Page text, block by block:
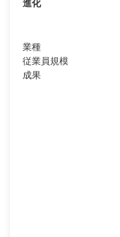
進化
業種
従業員規模
成果